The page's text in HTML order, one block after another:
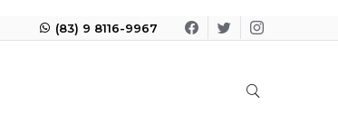
(83) 9 8116-9967